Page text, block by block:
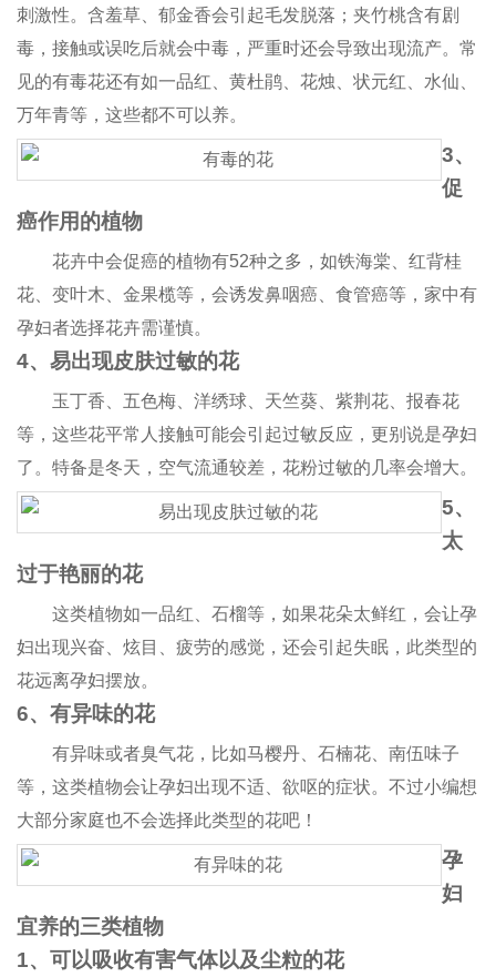
刺激性。含羞草、郁金香会引起毛发脱落；夹竹桃含有剧
毒，接触或误吃后就会中毒，严重时还会导致出现流产。常
见的有毒花还有如一品红、黄杜鹃、花烛、状元红、水仙、
万年青等，这些都不可以养。
3、
促
癌作用的植物
花卉中会促癌的植物有52种之多，如铁海棠、红背桂
花、变叶木、金果榄等，会诱发鼻咽癌、食管癌等，家中有
孕妇者选择花卉需谨慎。
4、易出现皮肤过敏的花
玉丁香、五色梅、洋绣球、天竺葵、紫荆花、报春花
等，这些花平常人接触可能会引起过敏反应，更别说是孕妇
了。特备是冬天，空气流通较差，花粉过敏的几率会增大。
5、
太
过于艳丽的花
这类植物如一品红、石榴等，如果花朵太鲜红，会让孕
妇出现兴奋、炫目、疲劳的感觉，还会引起失眠，此类型的
花远离孕妇摆放。
6、有异味的花
有异味或者臭气花，比如马樱丹、石楠花、南伍味子
等，这类植物会让孕妇出现不适、欲呕的症状。不过小编想
大部分家庭也不会选择此类型的花吧！
孕
妇
宜养的三类植物
1、可以吸收有害气体以及尘粒的花